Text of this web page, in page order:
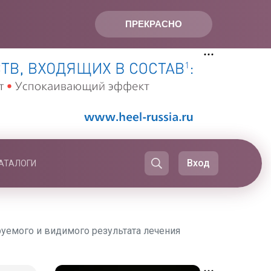
ПРЕКРАСНО
Вход
и видимого результата лечения